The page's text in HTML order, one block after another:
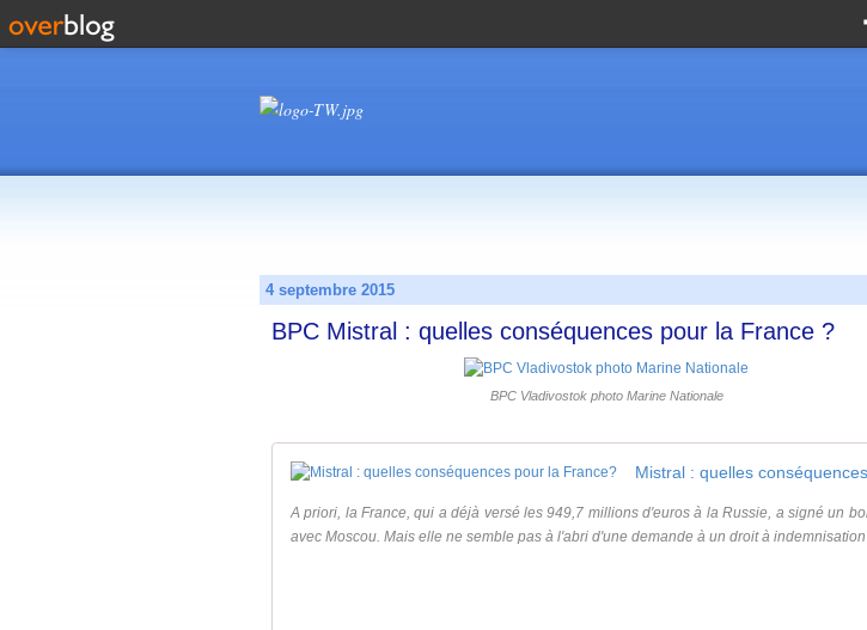
4 septembre 2015
BPC Mistral : quelles conséquences pour la France ?
BPC Vladivostok photo Marine Nationale
A priori, la France, qui a déjà versé les 949,7 millions d'euros à la Russie, a signé un
avec Moscou. Mais elle ne semble pas à l'abri d'une demande à un droit à indemnisation